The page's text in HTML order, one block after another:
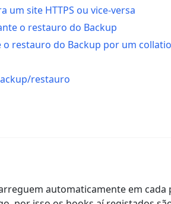
um site HTTPS ou vice-versa
o restauro do Backup
restauro do Backup por um
restauro
automaticamente em cada